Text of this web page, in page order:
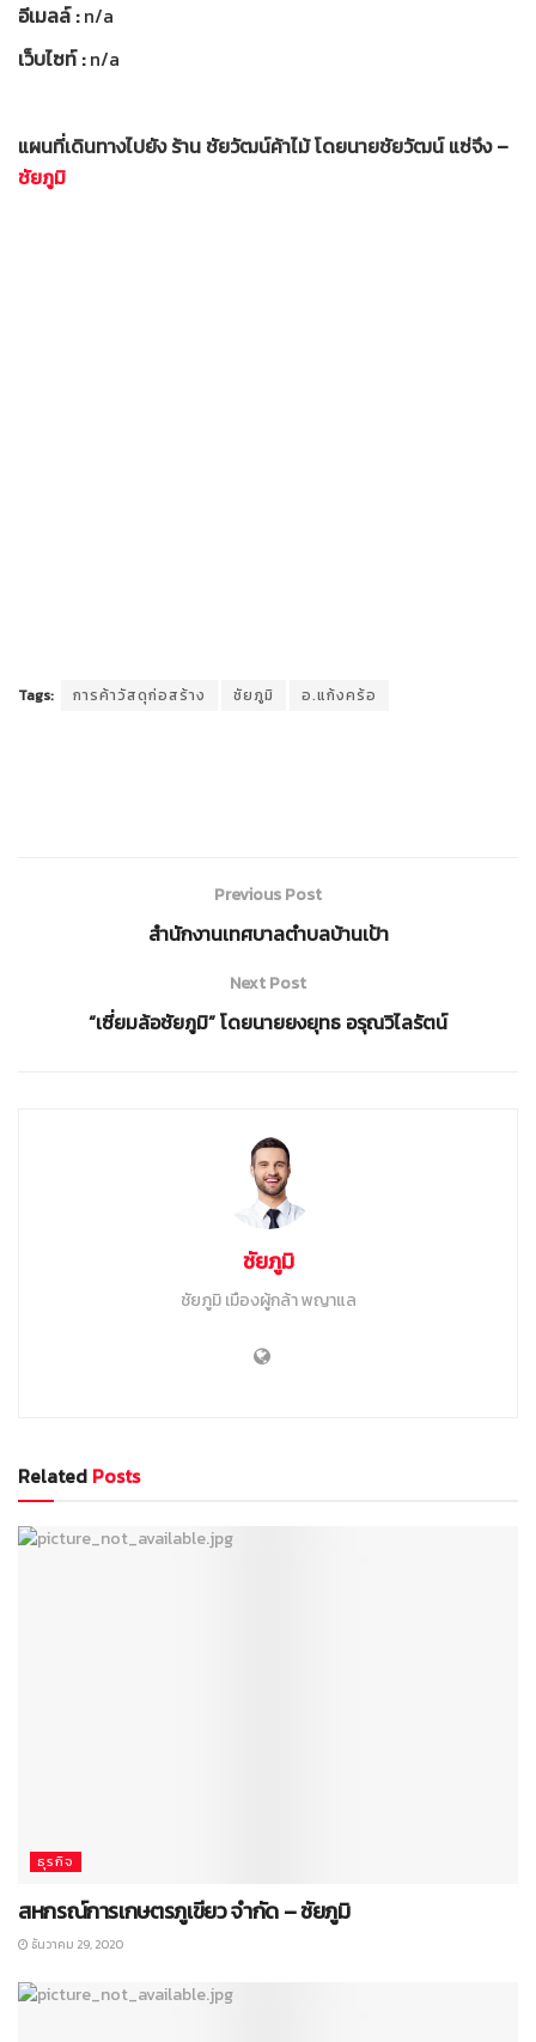
อีเมลล์ :n/a
เว็บไซท์ :n/a
แผนที่เดินทางไปยัง ร้าน ชัยวัฒน์ค้าไม้ โดยนายชัยวัฒน์ แซ่จึง –
ชัยภูมิ
Tags: การค้าวัสดุก่อสร้าง ชัยภูมิ อ.แก้งคร้อ
Previous Post
สำนักงานเทศบาลตำบลบ้านเป้า
Next Post
“เซี่ยมล้อชัยภูมิ” โดยนายยงยุทธ อรุณวิไลรัตน์
ชัยภูมิ
ชัยภูมิ เมืองผู้กล้า พญาแล
Related Posts
ธุรกิจ
สหกรณ์การเกษตรภูเขียว จำกัด – ชัยภูมิ
ธันวาคม 29, 2020